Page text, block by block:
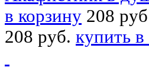
в корзину 208
208 руб. купить